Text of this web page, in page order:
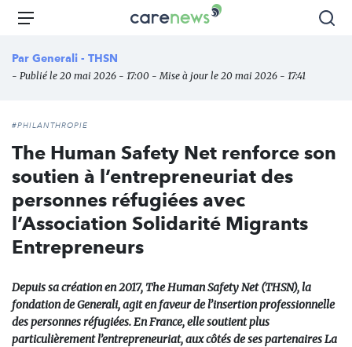
Aller
principal
Carenews,
des
Menu
Par Generali - THSN
- Publié le 20 mai 2026 - 17:00 - Mise à jour le 20 mai 2026 - 17:41
#PHILANTHROPIE
The Human Safety Net renforce son
soutien à l’entrepreneuriat des
personnes réfugiées avec
l’Association Solidarité Migrants
Entrepreneurs
Depuis sa création en 2017, The Human Safety Net (THSN), la
fondation de Generali, agit en faveur de l’insertion professionnelle
des personnes réfugiées. En France, elle soutient plus
particulièrement l’entrepreneuriat, aux côtés de ses partenaires La